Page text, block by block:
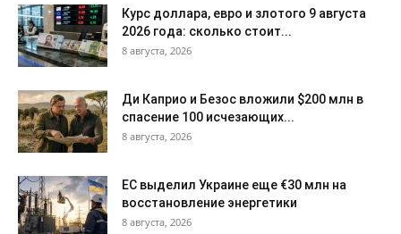
Курс доллара, евро и злотого 9 августа
2026 года: сколько стоит...
8 августа, 2026
Ди Каприо и Безос вложили $200 млн в
спасение 100 исчезающих...
8 августа, 2026
ЕС выделил Украине еще €30 млн на
восстановление энергетики
8 августа, 2026